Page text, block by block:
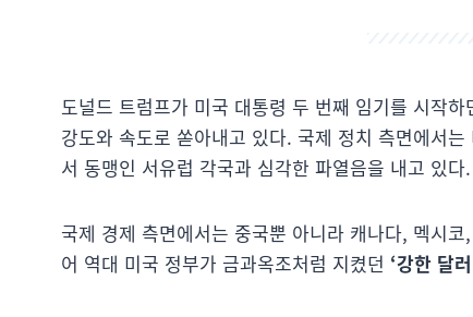
도널드 트럼프가 미국 대통령 두 번째 임기를 시작
강도와 속도로 쏟아내고 있다. 국제 정치 측면에서
서 동맹인 서유럽 각국과 심각한 파열음을 내고 있다.
국제 경제 측면에서는 중국뿐 아니라 캐나다, 멕시
어 역대 미국 정부가 금과옥조처럼 지켰던 ‘강한 달